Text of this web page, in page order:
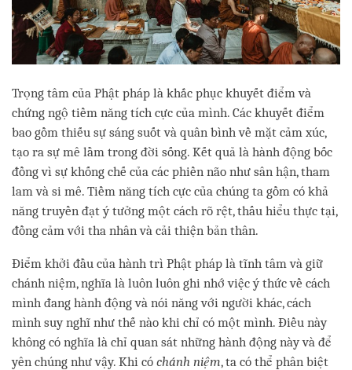
Trọng tâm của Phật pháp là khắc phục khuyết điểm và
chứng ngộ tiềm năng tích cực của mình. Các khuyết điểm
bao gồm thiếu sự sáng suốt và quân bình về mặt cảm xúc,
tạo ra sự mê lầm trong đời sống. Kết quả là hành động bốc
đồng vì sự khống chế của các phiền não như sân hận, tham
lam và si mê. Tiềm năng tích cực của chúng ta gồm có khả
năng truyền đạt ý tưởng một cách rõ rệt, thấu hiểu thực tại,
đồng cảm với tha nhân và cải thiện bản thân.
Điểm khởi đầu của hành trì Phật pháp là tĩnh tâm và giữ
chánh niệm, nghĩa là luôn luôn ghi nhớ việc ý thức về cách
mình đang hành động và nói năng với người khác, cách
mình suy nghĩ như thế nào khi chỉ có một mình. Điều này
không có nghĩa là chỉ quan sát những hành động này và để
yên chúng như vậy. Khi có chánh niệm, ta có thể phân biệt